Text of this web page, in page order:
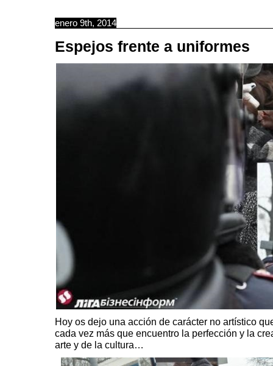
enero 9th, 2014
Espejos frente a uniformes
Hoy os dejo una acción de carácter no artístico
cada vez más que encuentro la perfección y la
arte y de la cultura…